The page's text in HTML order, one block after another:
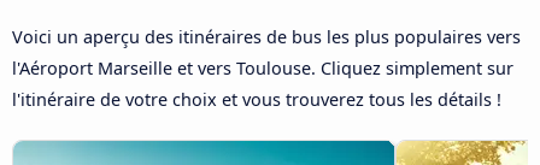
Voici un aperçu des itinéraires de bus les plus populaires vers
l'Aéroport Marseille et vers Toulouse. Cliquez simplement sur
l'itinéraire de votre choix et vous trouverez tous les détails !